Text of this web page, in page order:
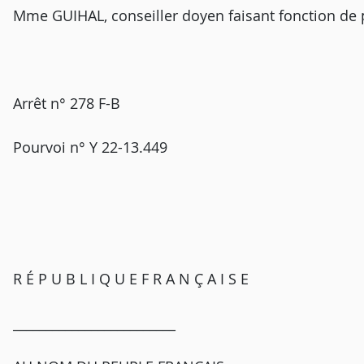
Mme GUIHAL, conseiller doyen faisant fonction de
Arrêt n° 278 F-B
Pourvoi n° Y 22-13.449
R É P U B L I Q U E F R A N Ç A I S E